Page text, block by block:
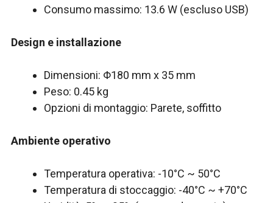
Consumo massimo: 13.6 W (escluso USB)
Design e installazione
Dimensioni: Φ180 mm x 35 mm
Peso: 0.45 kg
Opzioni di montaggio: Parete, soffitto
Ambiente operativo
Temperatura operativa: -10°C ~ 50°C
Temperatura di stoccaggio: -40°C ~ +70°C